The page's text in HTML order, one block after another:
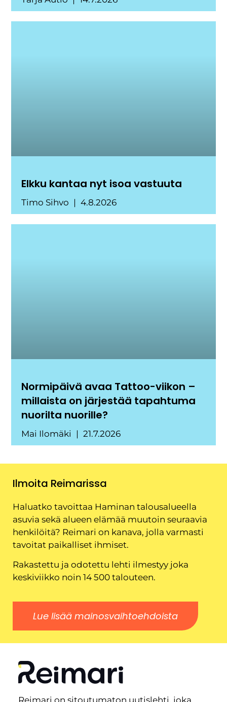
Elkku kantaa nyt isoa vastuuta
Timo Sihvo 4.8.2026
Normipäivä avaa Tattoo-viikon –
millaista on järjestää tapahtuma
nuorilta nuorille?
Mai Ilomäki 21.7.2026
Ilmoita Reimarissa
Haluatko tavoittaa Haminan talousalueella
asuvia sekä alueen elämää muutoin seuraavia
henkilöitä? Reimari on kanava, jolla varmasti
tavoitat paikalliset ihmiset.
Rakastettu ja odotettu lehti ilmestyy joka
keskiviikko noin 14 500 talouteen.
Lue lisää mainosvaihtoehdoista